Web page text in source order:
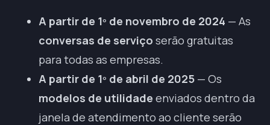
A partir de 1º de novembro de 2024 — As
conversas de serviço serão gratuitas
para todas as empresas.
A partir de 1º de abril de 2025 — Os
modelos de utilidade enviados dentro da
janela de atendimento ao cliente serão